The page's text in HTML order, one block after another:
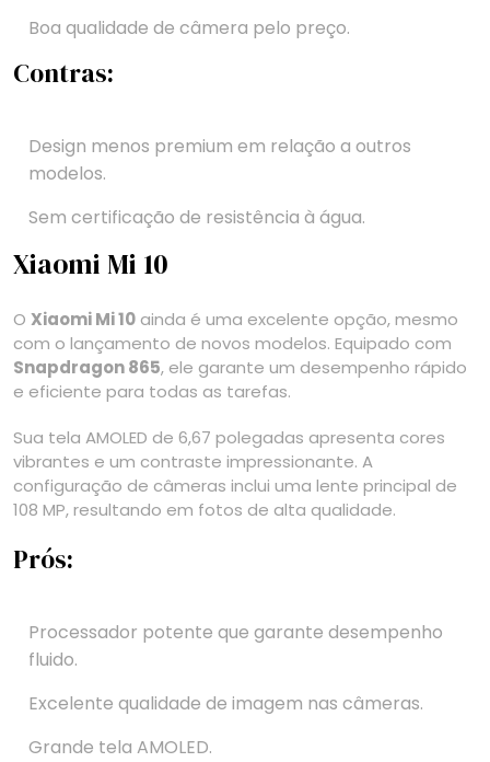
Boa qualidade de câmera pelo preço.
Contras:
Design menos premium em relação a outros
modelos.
Sem certificação de resistência à água.
Xiaomi Mi 10
O Xiaomi Mi 10 ainda é uma excelente opção, mesmo
com o lançamento de novos modelos. Equipado com
Snapdragon 865, ele garante um desempenho rápido
e eficiente para todas as tarefas.
Sua tela AMOLED de 6,67 polegadas apresenta cores
vibrantes e um contraste impressionante. A
configuração de câmeras inclui uma lente principal de
108 MP, resultando em fotos de alta qualidade.
Prós:
Processador potente que garante desempenho
fluido.
Excelente qualidade de imagem nas câmeras.
Grande tela AMOLED.